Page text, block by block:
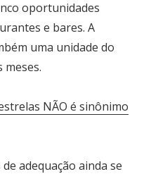
oportunidades
e bares. A
uma unidade do
NÃO é sinônimo
adequação ainda se